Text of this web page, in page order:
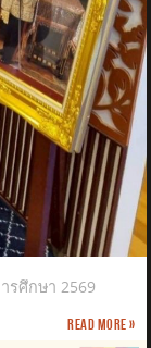
รศึกษา 2569
Read more »